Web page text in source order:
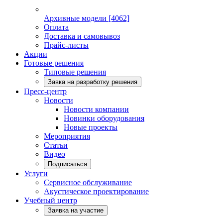
Архивные модели [4062]
Оплата
Доставка и самовывоз
Прайс-листы
Акции
Готовые решения
Типовые решения
Завка на разработку решения
Пресс-центр
Новости
Новости компании
Новинки оборудования
Новые проекты
Мероприятия
Статьи
Видео
Подписаться
Услуги
Сервисное обслуживание
Акустическое проектирование
Учебный центр
Заявка на участие